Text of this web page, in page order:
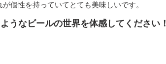
個性を持っていてとても美味しいです。
うなビールの世界を体感してください！